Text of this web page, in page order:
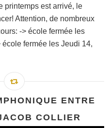
printemps est arrivé, le
Attention, de nombreux
-> école fermée les
fermée les Jeudi 14,
ENTRE
COLLIER